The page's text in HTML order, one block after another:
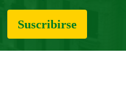
Suscribirse